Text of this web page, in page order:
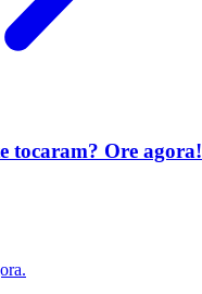
tocaram? Ore agora!